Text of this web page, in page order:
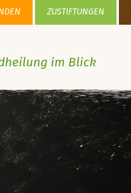
im Blick
ZUSTIFTUNGEN